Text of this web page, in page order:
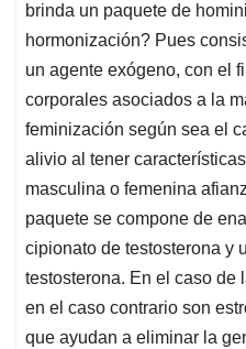
brinda un paquete de
hormonización? Pues
un agente exógeno, con el
corporales asociados a la
feminización según sea el
alivio al tener
masculina o femenina
paquete se compone de
cipionato de testosterona y
testosterona. En el caso de
en el caso contrario son
que ayudan a eliminar la